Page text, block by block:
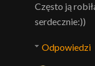
Często ją
serdecznie:))
Odpowiedzi